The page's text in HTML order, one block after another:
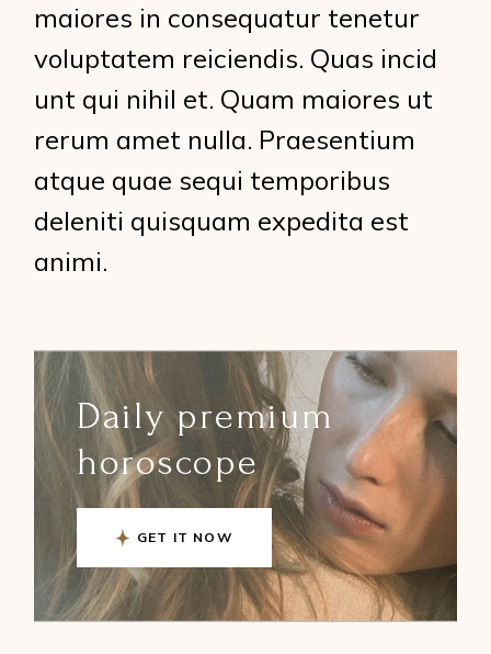
maiores in consequatur tenetur
voluptatem reiciendis. Quas incid
unt qui nihil et. Quam maiores ut
rerum amet nulla. Praesentium
atque quae sequi temporibus
deleniti quisquam expedita est
animi.
Daily premium
horoscope
GET IT NOW